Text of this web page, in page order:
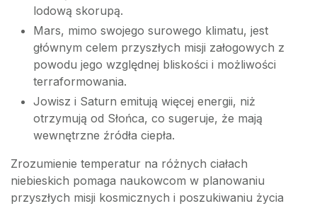
lodową skorupą.
Mars, mimo swojego surowego klimatu, jest
głównym celem przyszłych misji załogowych z
powodu jego względnej bliskości i możliwości
terraformowania.
Jowisz i Saturn emitują więcej energii, niż
otrzymują od Słońca, co sugeruje, że mają
wewnętrzne źródła ciepła.
Zrozumienie temperatur na różnych ciałach
niebieskich pomaga naukowcom w planowaniu
przyszłych misji kosmicznych i poszukiwaniu życia